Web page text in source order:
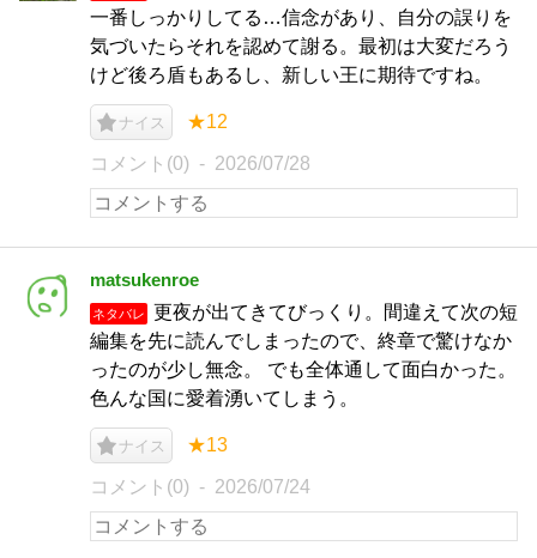
一番しっかりしてる…信念があり、自分の誤りを
気づいたらそれを認めて謝る。最初は大変だろう
けど後ろ盾もあるし、新しい王に期待ですね。
ナイス ★12
コメント(0) 2026/07/28
matsukenroe
ネタバレ
更夜が出てきてびっくり。間違えて次の短
編集を先に読んでしまったので、終章で驚けなか
ったのが少し無念。 でも全体通して面白かった。
色んな国に愛着湧いてしまう。
ナイス ★13
コメント(0) 2026/07/24